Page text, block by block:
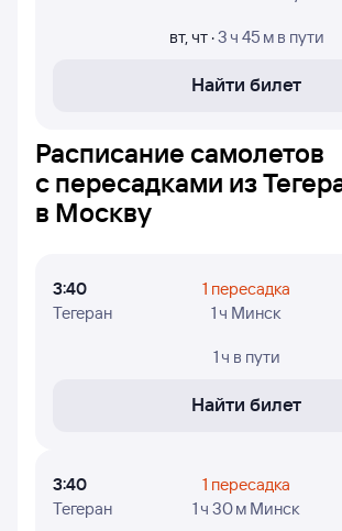
рейсов и дни недели, в которые
Аэрофлот и Mahan Air осуществляют
вт,чт·3 ч 45 м в пути
Найти билет
Расписание самолетов
с пересадками из
в Москву
3:40
Тегеран
1 пересадка
1 ч Минск
1 ч в пути
Найти билет
3:40
Тегеран
1 пересадка
1 ч 30 м Минск